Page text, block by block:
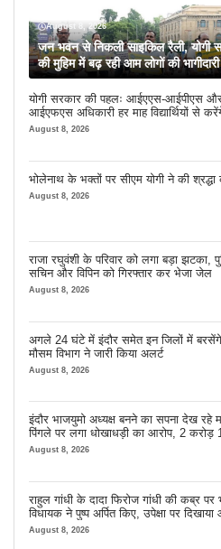
August 8, 2026
जन भवन से निकली साइकिल रैली, योगी
की मुहिम में बढ़ रही आम लोगों की भागीदारी
योगी सरकार की पहलः आईएएस-आईपीएस
आईएफएस अधिकारी हर माह विद्यार्थियों से
August 8, 2026
भोलेनाथ के भक्तों पर सीएम योगी ने की श्रद्धा
August 8, 2026
राजा रघुवंशी के परिवार को लगा बड़ा झटका,
सचिन और विपिन को गिरफ्तार कर भेजा जेल
August 8, 2026
अगले 24 घंटे में इंदौर समेत इन जिलों में बरसेंगे
मौसम विभाग ने जारी किया अलर्ट
August 8, 2026
इंदौर भाजयुमो अध्यक्ष बनने का सपना देख रहे
पिंगले पर लगा धोखाधड़ी का आरोप, 2 करोड़
लेने के बाद भी नहीं दिया जमीन का कब्जा
August 8, 2026
राहुल गांधी के दादा फिरोज गांधी की कब्र पर
विधायक ने पुष्प अर्पित किए, उपेक्षा पर दिखाया
August 8, 2026